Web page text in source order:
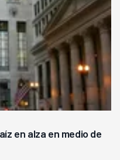
en alza en medio de